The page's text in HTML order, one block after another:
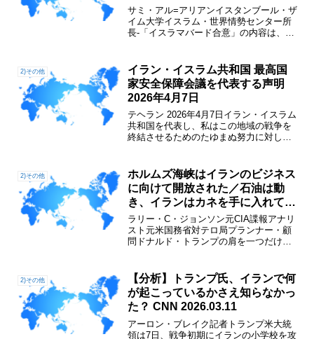
(Middle East Eye)』 2026年6月
24日
サミ・アル=アリアンイスタンブール・ザ
イム大学イスラム・世界情勢センター所
長-「イスラマバード合意」の内容は、敗
ト計画」からの撤退だと解釈できる-米国
の「終りなき戦争」...
2)その他
イラン・イスラム共和国 最高国
家安全保障会議を代表する声明
2026年4月7日
テヘラン 2026年4月7日イラン・イスラム
共和国を代表し、私はこの地域の戦争を
終結させるためのたゆまぬ努力に対し、
意を表する。シャリフ首相がツイッター
（現X）で行った...
2)その他
ホルムズ海峡はイランのビジネス
に向けて開放された／石油は動
き、イランはカネを手に入れてい
る 「SONAR 21」 2026年6月16
日
ラリー・C・ジョンソン元CIA諜報アナリ
スト元米国務省対テロ局プランナー・顧
問ドナルド・トランプの肩を一つだけ持
した。今やイランは、ペルシャ湾からホ
ルムズ海峡を通過して...
2)その他
【分析】トランプ氏、イランで何
が起こっているかさえ知らなかっ
た？ CNN 2026.03.11
アーロン・ブレイク記者トランプ米大統
領は7日、戦争初期にイランの小学校を攻